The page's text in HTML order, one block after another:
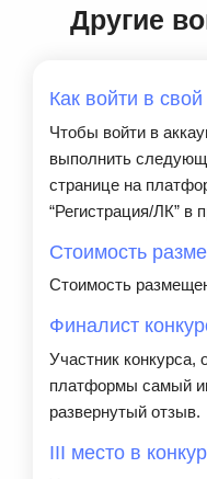
Другие
Как войти в свой
Чтобы войти в
выполнить
странице на
“Регистрация/ЛК” в
Стоимость
Стоимость
Финалист
Участник конкурса,
платформы самый
развернутый отзыв.
III место в